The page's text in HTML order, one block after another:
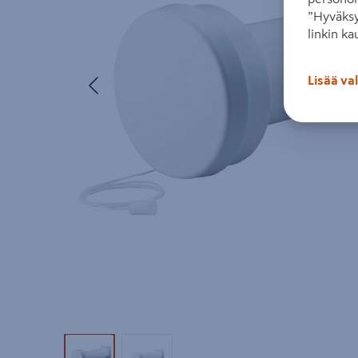
linkin
Lisää